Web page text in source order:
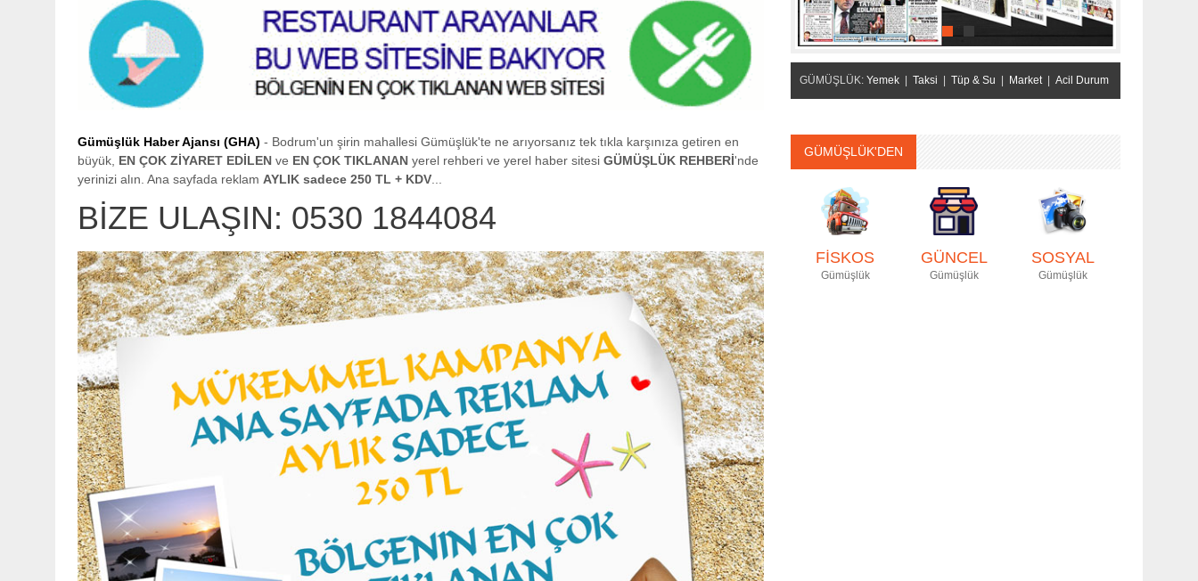
Gümüşlük Haber Ajansı (GHA) - Bodrum'un şirin mahallesi Gümüşlük'te ne arıyorsanız tek tıkla karşınıza getiren en
büyük, EN ÇOK ZİYARET EDİLEN ve EN ÇOK TIKLANAN yerel rehberi ve yerel haber sitesi GÜMÜŞLÜK REHBERİ'nde
yerinizi alın. Ana sayfada reklam AYLIK sadece 250 TL + KDV...
BİZE ULAŞIN: 0530 1844084
GÜMÜŞLÜK: Yemek Taksi Tüp & Su Market| Acil Durum
GÜMÜŞLÜK'DEN
FİSKOS
Gümüşlük
GÜNCEL
Gümüşlük
SOSYAL
Gümüşlük